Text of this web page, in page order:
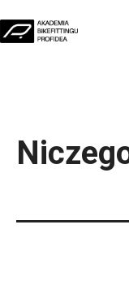
do